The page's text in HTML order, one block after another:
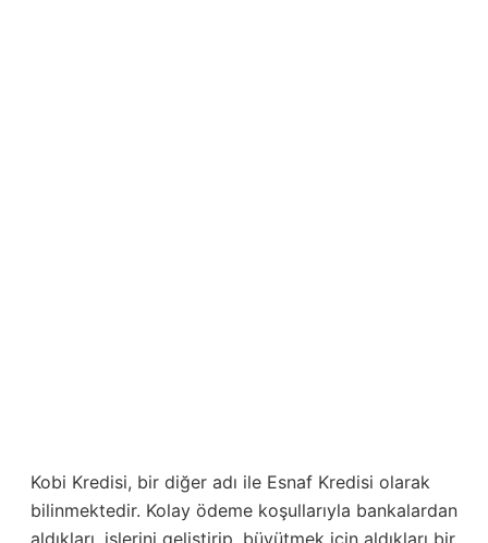
Kobi Kredisi, bir diğer adı ile Esnaf Kredisi olarak
bilinmektedir. Kolay ödeme koşullarıyla bankalardan